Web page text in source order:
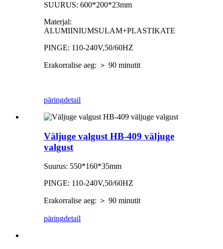
SUURUS: 600*200*23mm
Materjal:
ALUMIINIUMSULAM+PLASTIKATE
PINGE: 110-240V,50/60HZ
Erakorralise aeg: ＞ 90 minutit
päringdetail
Väljuge valgust HB-409 väljuge
valgust
Suurus: 550*160*35mm
PINGE: 110-240V,50/60HZ
Erakorralise aeg: ＞ 90 minutit
päringdetail